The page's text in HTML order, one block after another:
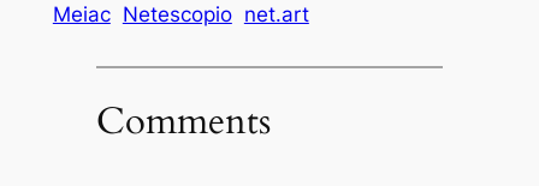
Meiac Netescopio net.art
Comments